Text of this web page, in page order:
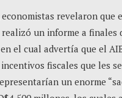
revelaron que
realizó un informe a finales
el cual advertía que el
fiscales que les
un enorme